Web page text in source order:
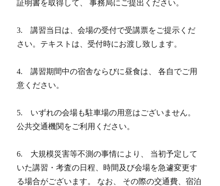
証明書を取得して、 事務局にご提出ください。
3. 講習当日は、会場の受付で受講票をご提示くだ
さい。テキストは、受付時にお渡し致します。
4. 講習期間中の宿舎ならびに昼食は、 各自でご用
意ください。
5. いずれの会場も駐車場の用意はございません。
公共交通機関をご利用ください。
6. 大規模災害等不測の事情により、 当初予定して
いた講習・考査の日程、時間及び会場を急遽変更す
る場合がございます。 なお、 その際の交通費、宿泊